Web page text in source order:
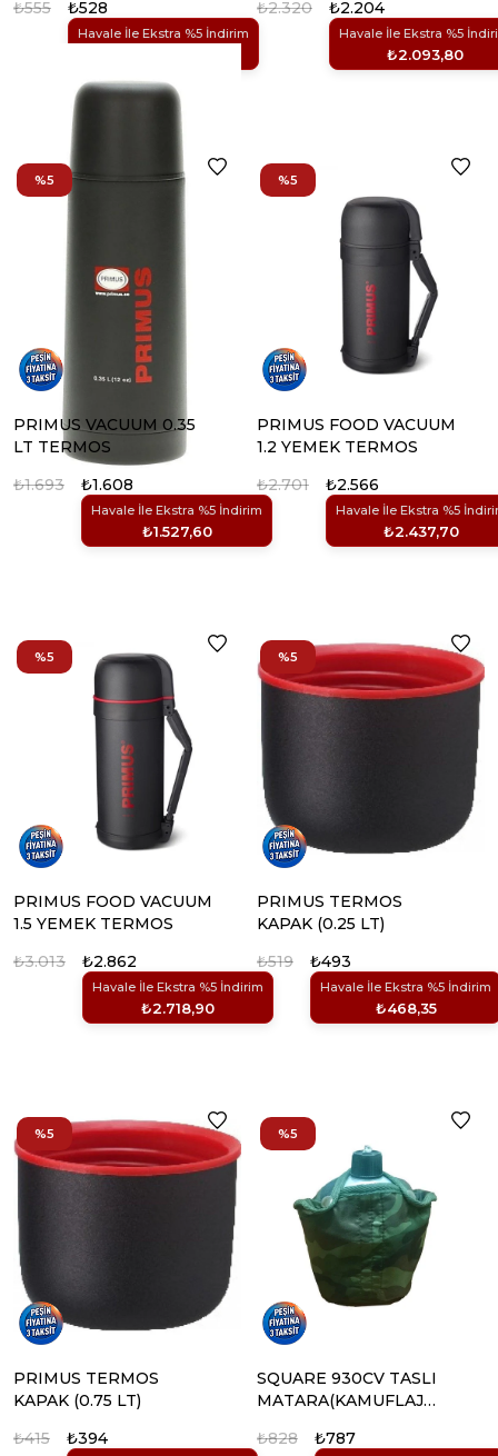
₺528
Havale İle Ekstra %5 İndirim
₺555
₺2.204
Havale İle Ekstra %5
₺2.093,80
₺2.320
PRIMUS VACUUM 0.35
LT TERMOS
₺1.608
Havale İle Ekstra %5 İndirim
₺1.527,60
₺1.693
%5
PRIMUS FOOD VACUUM
1.2 YEMEK TERMOS
₺2.566
Havale İle Ekstra %5
₺2.437,70
₺2.701
%5
PRIMUS FOOD VACUUM
1.5 YEMEK TERMOS
₺2.862
Havale İle Ekstra %5 İndirim
₺2.718,90
₺3.013
%5
PRIMUS TERMOS
KAPAK (0.25 LT)
₺493
Havale İle Ekstra %5 İndirim
₺468,35
₺519
%5
PRIMUS TERMOS
KAPAK (0.75 LT)
₺394
₺415
%5
SQUARE 930CV TASLI
MATARA(KAMUFLAJ
₺787
₺828
%5